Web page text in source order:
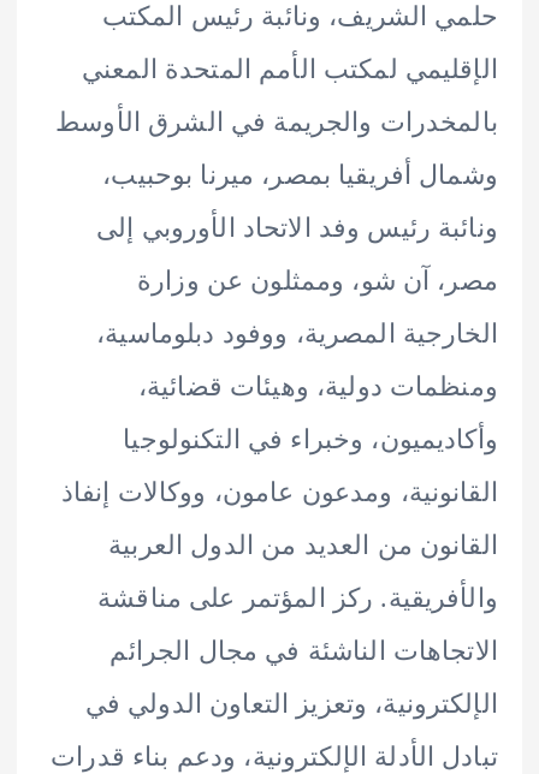
الشريف، ونائبة رئيس المكتب
لمكتب الأمم المتحدة المعني
والجريمة في الشرق الأوسط
أفريقيا بمصر، ميرنا بوحبيب،
رئيس وفد الاتحاد الأوروبي إلى
آن شو، وممثلون عن وزارة
المصرية، ووفود دبلوماسية،
دولية، وهيئات قضائية،
وخبراء في التكنولوجيا
ومدعون عامون، ووكالات إنفاذ
من العديد من الدول العربية
ركز المؤتمر على مناقشة
الناشئة في مجال الجرائم
وتعزيز التعاون الدولي في
الأدلة الإلكترونية، ودعم بناء قدرات